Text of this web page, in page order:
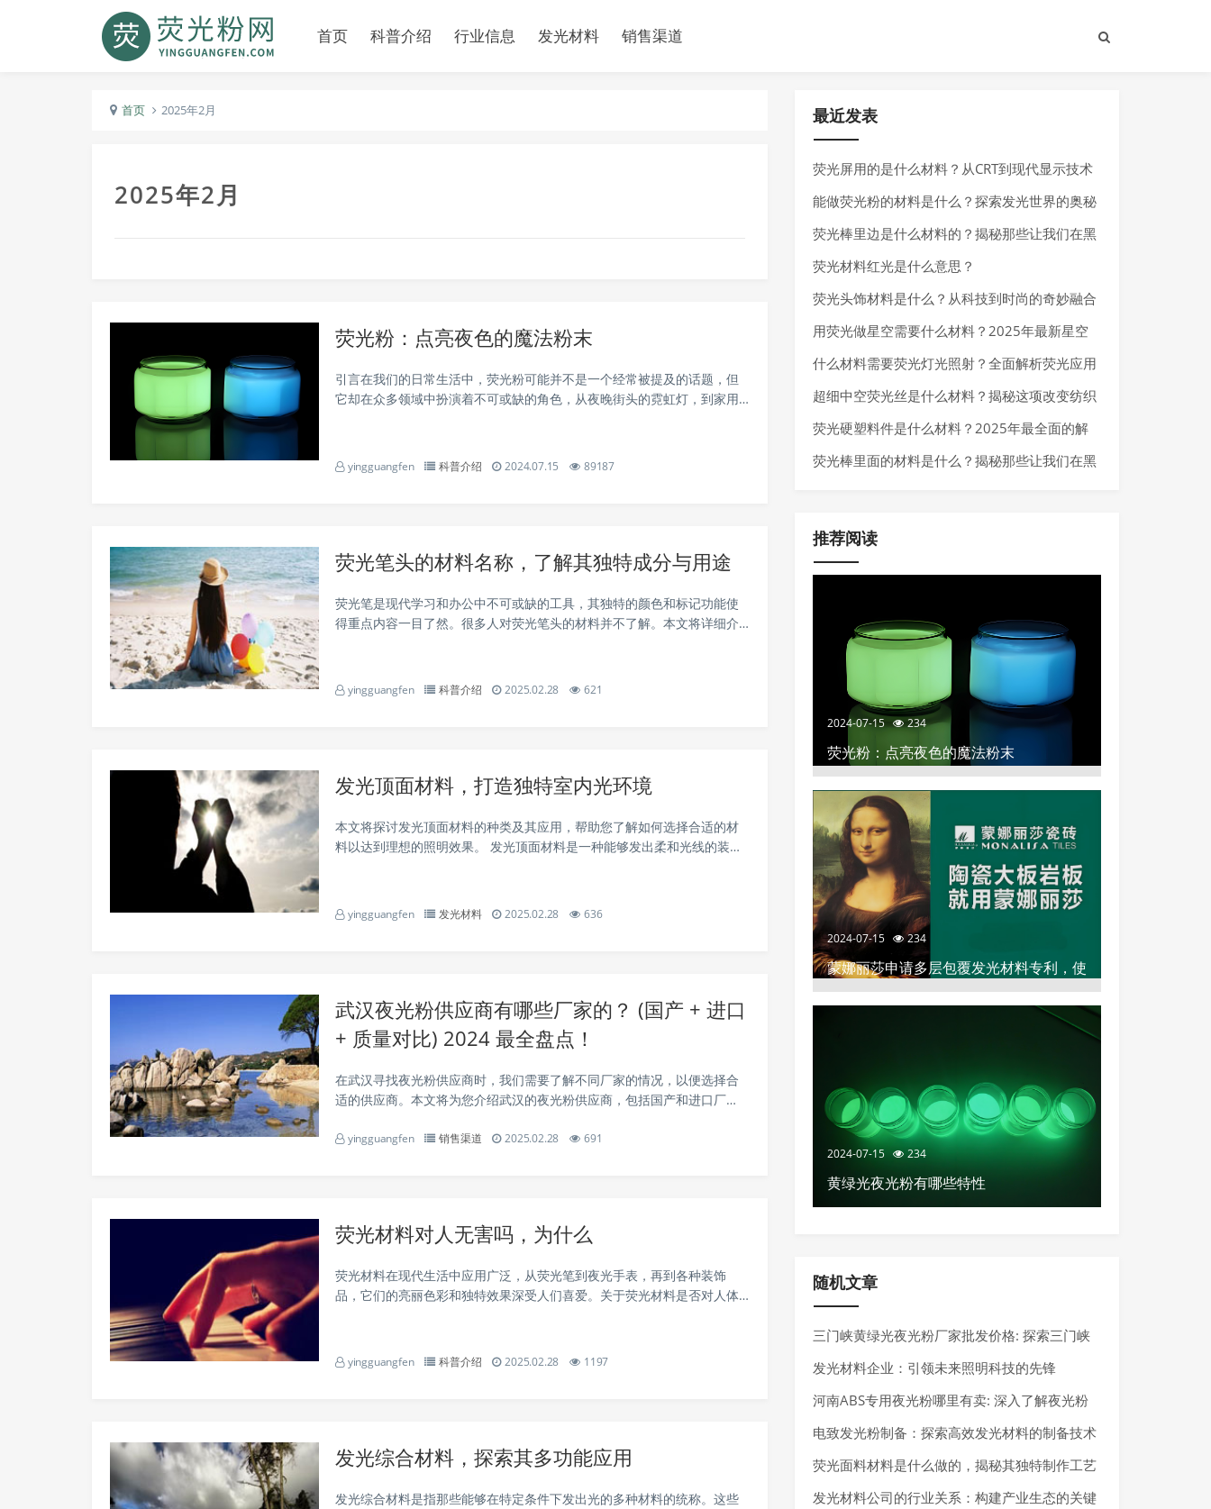
首页 科普介绍 行业信息 发光材料 销售渠道
首页 2025年2月
2025年2月
荧光粉：点亮夜色的魔法粉末
引言在我们的日常生活中，荧光粉可能并不是一个经常被提及的话题，但
它却在众多领域中扮演着不可或缺的角色，从夜晚街头的霓虹灯，到家用
yingguangfen 科普介绍 2024.07.15 89187
荧光笔头的材料名称，了解其独特成分与用途
荧光笔是现代学习和办公中不可或缺的工具，其独特的颜色和标记功能使
得重点内容一目了然。很多人对荧光笔头的材料并不了解。本文将详细介
yingguangfen 科普介绍 2025.02.28 621
发光顶面材料，打造独特室内光环境
本文将探讨发光顶面材料的种类及其应用，帮助您了解如何选择合适的材
料以达到理想的照明效果。 发光顶面材料是一种能够发出柔和光线的装饰
yingguangfen 发光材料 2025.02.28 636
武汉夜光粉供应商有哪些厂家的？ (国产 + 进口
+ 质量对比) 2024 最全盘点！
在武汉寻找夜光粉供应商时，我们需要了解不同厂家的情况，以便选择合
适的供应商。本文将为您介绍武汉的夜光粉供应商，包括国产和进口厂
立于 2005 年，是一家专业生产夜光粉的...
yingguangfen 销售渠道 2025.02.28 691
荧光材料对人无害吗，为什么
荧光材料在现代生活中应用广泛，从荧光笔到夜光手表，再到各种装饰
品，它们的亮丽色彩和独特效果深受人们喜爱。关于荧光材料是否对人体
yingguangfen 科普介绍 2025.02.28 1197
发光综合材料，探索其多功能应用
发光综合材料是指那些能够在特定条件下发出光的多种材料的统称。这些
最近发表
荧光屏用的是什么材料？从CRT到现代显示技术
的材料演变
能做荧光粉的材料是什么？探索发光世界的奥秘
荧光棒里边是什么材料的？揭秘那些让我们在黑
暗中发光的神奇化学物质
荧光材料红光是什么意思？
荧光头饰材料是什么？从科技到时尚的奇妙融合
用荧光做星空需要什么材料？2025年最新星空
荧光材料全解析
什么材料需要荧光灯光照射？全面解析荧光应用
场景
超细中空荧光丝是什么材料？揭秘这项改变纺织
行业的高科技材料
荧光硬塑料件是什么材料？2025年最全面的解
析
荧光棒里面的材料是什么？揭秘那些让我们在黑
推荐阅读
2024-07-15 234
荧光粉：点亮夜色的魔法粉末
2024-07-15 234
蒙娜丽莎申请多层包覆发光材料专利，使
陶瓷砖具有釉面平整和高效发光装饰效果
2024-07-15 234
黄绿光夜光粉有哪些特性
随机文章
三门峡黄绿光夜光粉厂家批发价格: 探索三门峡
地区的夜光粉市场
发光材料企业：引领未来照明科技的先锋
河南ABS专用夜光粉哪里有卖: 深入了解夜光粉
的市场与应用
电致发光粉制备：探索高效发光材料的制备技术
荧光面料材料是什么做的，揭秘其独特制作工艺
发光材料公司的行业关系：构建产业生态的关键